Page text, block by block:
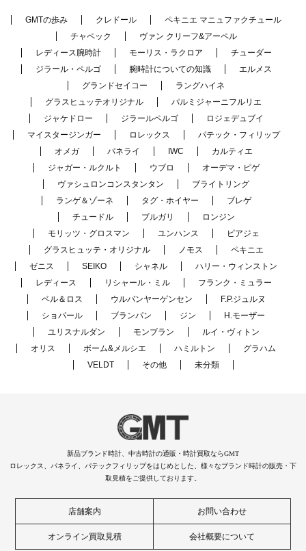
GMTの歩み クレドール
ペキニエ マニュファクチュール
チャペック
ヴァン クリーフ&アーペル
レディース腕時計
モーリス・ラクロア
チューダー
ジラール・ペルゴ
腕時計についての知識
エルメス
グランドセイコー
ラングハイネ
グラスヒュッテオリジナル
パルミジャーニフルリエ
ジャケドロー
ジラールペルゴ
ロジェデュブイ
マイスタージンガー
ロレックス
パテック・フィリップ
オメガ
パネライ IWC
カルティエ
ジャガー・ルクルト
ウブロ
オーデマ・ピゲ
ヴァシュロンコンスタンタン
ブライトリング
ランゲ＆ゾーネ
タグ・ホイヤー
ブレゲ
チュードル
ブルガリ
ロンジン
モリッツ・グロスマン
ユンハンス
ピアジェ
グラスヒュッテ・オリジナル
ノモス
ペキニエ
ゼニス
SEIKO シャネル
ハリー・ウィンストン
レディース
リシャール・ミル
フランク・ミュラー
ベル＆ロス
ウルバンヤーゲンセン
F.P.ジュルヌ
ショパール
ブランパン ジン
H.モーザー
ユリスナルダン
モンブラン
ルイ・ヴィトン
オリス
ボーム&メルシエ ハミルトン
グラハム
VELDT
その他 未分類
新品ブランド時計、中古時計の通販・時計買取ならGMT
ロレックス、パネライ、パテックフィリップをはじめとした、様々なブランド時計の販売・下
取見積をご提供しております。
店舗案内 お問い合わせ
オンライン買取見積 会社概要について